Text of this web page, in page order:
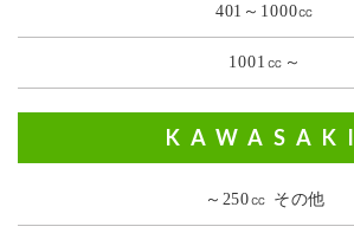
401～1000㏄
1001㏄～
KAWASAKI
～250㏄ その他